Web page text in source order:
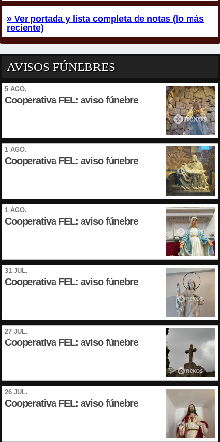
» Ver portada y lista completa de notas (lo más
reciente)
AVISOS FÚNEBRES
5 AGO.
Cooperativa FEL: aviso fúnebre
1 AGO.
Cooperativa FEL: aviso fúnebre
1 AGO.
Cooperativa FEL: aviso fúnebre
31 JUL.
Cooperativa FEL: aviso fúnebre
27 JUL.
Cooperativa FEL: aviso fúnebre
26 JUL.
Cooperativa FEL: aviso fúnebre